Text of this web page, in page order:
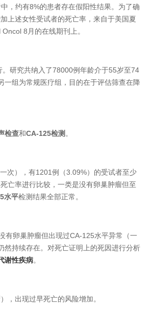
，约有8%的患者存在假阳性结果。为了确
上述女性受试者的死亡率，来自于美国夏
8月的在线期刊上。
研究共纳入了78000例年龄介于55岁至74
组为常规医疗组，目的在于评估筛查在降
检查和CA-125检测 。
一次），有1201例（3.09%）的受试者至少
亡率进行比较，一类是没有卵巢肿瘤但至
水平检测结果全部正常。
有卵巢肿瘤但出现过CA-125水平异常（一
然持续存在。对死亡证明上的死因进行分析
谢性疾病。
，出现过早死亡的风险增加。